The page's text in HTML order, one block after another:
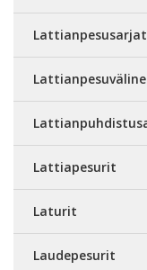
Lattianpesusarjat
Lattiapesurit
Laturit
Laudepesurit